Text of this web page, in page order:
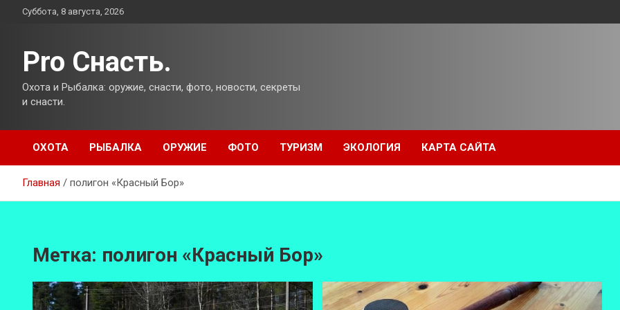
ПерейтиСуббота, 8 августа, 2026
Pro Снасть.
Охота и Рыбалка: оружие, снасти, фото, новости, секреты
и снасти.
ОХОТА РЫБАЛКА ОРУЖИЕ ФОТО ТУРИЗМ ЭКОЛОГИЯ КАРТА САЙТА
Главная полигон «Красный Бор»
Метка: полигон «Красный Бор»